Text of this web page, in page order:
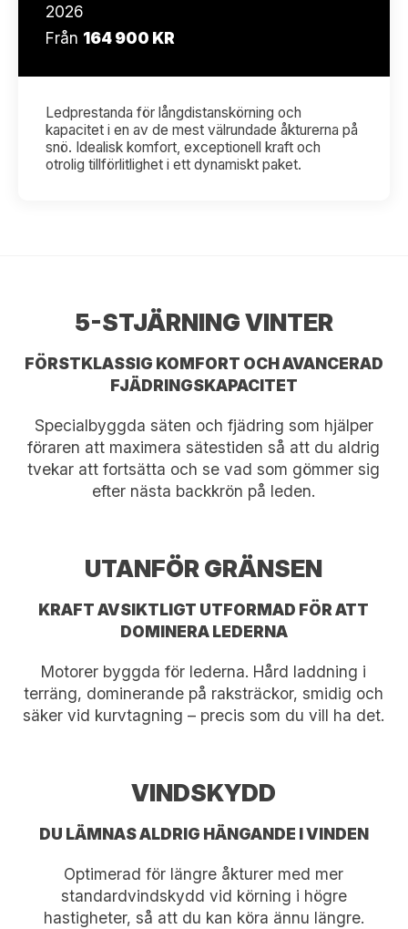
2026
Från 164 900 KR
Ledprestanda för långdistanskörning och
kapacitet i en av de mest välrundade åkturerna på
snö. Idealisk komfort, exceptionell kraft och
otrolig tillförlitlighet i ett dynamiskt paket.
5-STJÄRNING VINTER
FÖRSTKLASSIG KOMFORT OCH AVANCERAD
FJÄDRINGSKAPACITET
Specialbyggda säten och fjädring som hjälper
föraren att maximera sätestiden så att du aldrig
tvekar att fortsätta och se vad som gömmer sig
efter nästa backkrön på leden.
UTANFÖR GRÄNSEN
KRAFT AVSIKTLIGT UTFORMAD FÖR ATT
DOMINERA LEDERNA
Motorer byggda för lederna. Hård laddning i
terräng, dominerande på raksträckor, smidig och
säker vid kurvtagning – precis som du vill ha det.
VINDSKYDD
DU LÄMNAS ALDRIG HÄNGANDE I VINDEN
Optimerad för längre åkturer med mer
standardvindskydd vid körning i högre
hastigheter, så att du kan köra ännu längre.